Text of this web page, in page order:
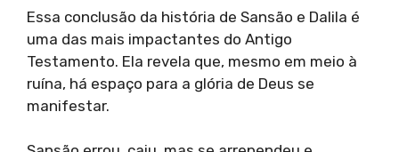
Essa conclusão da história de Sansão e Dalila é
uma das mais impactantes do Antigo
Testamento. Ela revela que, mesmo em meio à
ruína, há espaço para a glória de Deus se
manifestar.